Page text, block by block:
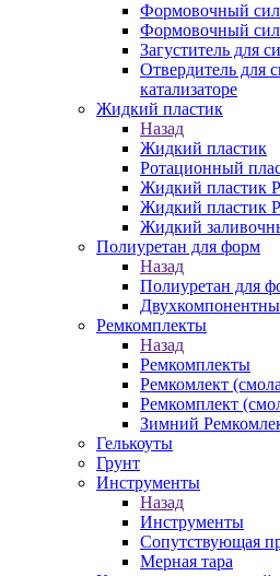
Формовочный
Формовочный
Загуститель для
Отвердитель для
катализаторе
Жидкий пластик
Назад
Жидкий пластик
Ротационный
Жидкий пластик
Жидкий пластик
Жидкий
Полиуретан для форм
Назад
Полиуретан для
Ремкомплекты
Назад
Ремкомплекты
Ремкомлект
Ремкомплект
Зимний
Гелькоуты
Грунт
Инструменты
Назад
Инструменты
Сопутствующая
Мерная тара